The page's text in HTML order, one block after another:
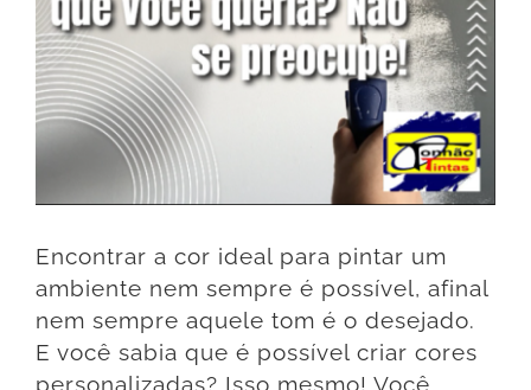
Encontrar a cor ideal para pintar um
ambiente nem sempre é possível, afinal
nem sempre aquele tom é o desejado.
E você sabia que é possível criar cores
personalizadas? Isso mesmo! Você